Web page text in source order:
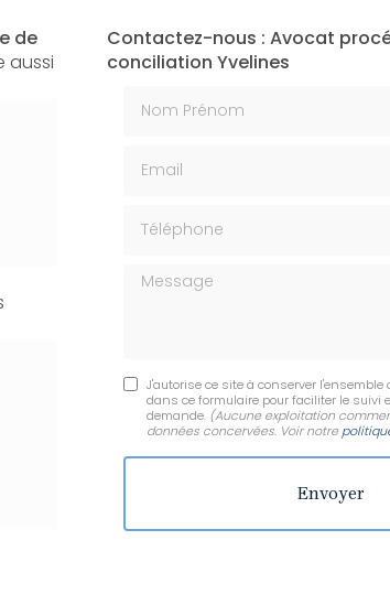
de
aussi
Contactez-nous : Avocat
conciliation Yvelines
Message
J'autorise ce site à conserver
dans ce formulaire pour faciliter le suivi
demande. (Aucune exploitation
données concervées. Voir notre